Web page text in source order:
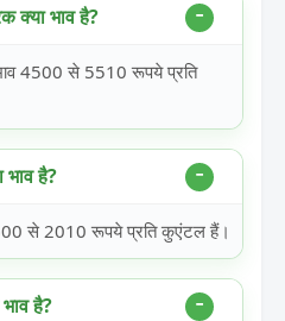
क्या भाव है?
4500 से 5510 रूपये प्रति
है?
से 2010 रूपये प्रति कुएंटल हैं।
है?